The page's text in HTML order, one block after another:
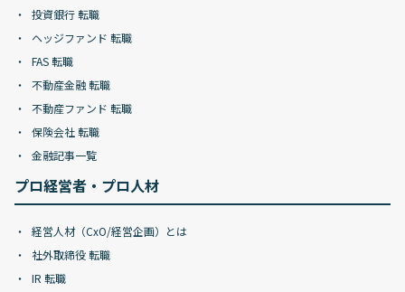
投資銀行 転職
ヘッジファンド 転職
FAS 転職
不動産金融 転職
不動産ファンド 転職
保険会社 転職
金融記事一覧
プロ経営者・プロ人材
経営人材（CxO/経営企画）とは
社外取締役 転職
IR 転職